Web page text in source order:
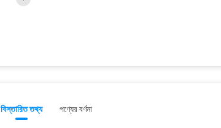
বিস্তারিত তথ্য পণ্যের বর্ণনা